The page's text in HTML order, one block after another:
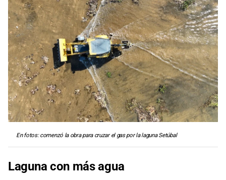
En fotos: comenzó la obra para cruzar el gas por la laguna Setúbal
Laguna con más agua